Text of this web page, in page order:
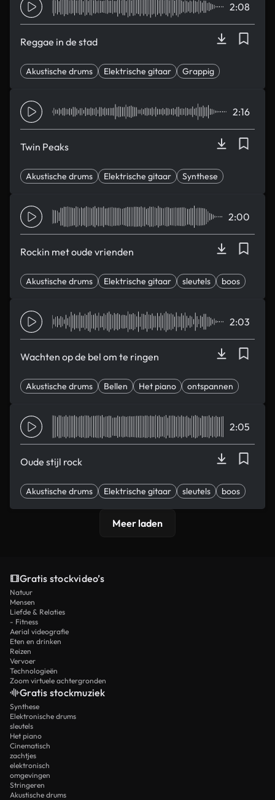
Reggae in de stad
2:08
Akustische drums Elektrische gitaar
Grappig
Twin Peaks
2:16
Akustische drums Elektrische gitaar
Synthese
Rockin met oude vrienden
2:00
Akustische drums Elektrische gitaar sleutels
boos
Wachten op de bel om te ringen
2:03
Akustische drums Bellen Het piano
ontspannen
Oude stijl rock
2:05
Akustische drums Elektrische gitaar sleutels
boos
Meer laden
Gratis stockvideo’s
Natuur
Mensen
Liefde & Relaties
- Fitness
Aerial videografie
Eten en drinken
Reizen
Vervoer
Technologieën
Zoom virtuele achtergronden
Gratis stockmuziek
Synthese
Elektronische drums
sleutels
Het piano
Cinematisch
zachtjes
elektronisch
omgevingen
Stringeren
Akustische drums